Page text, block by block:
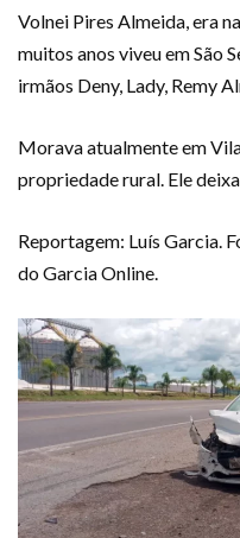
Volnei Pires Almeida, era
muitos anos viveu em São
irmãos Deny, Lady, Remy
Morava atualmente em
propriedade rural. Ele
Reportagem: Luís Garcia.
do Garcia Online.